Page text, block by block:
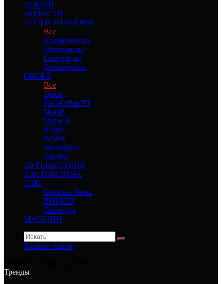
ДОМОЙ
НОВОСТИ
ТЕСТЫ И ОБЗОРЫ
Все
Квадроциклы
Мотоциклы
Снегоходы
Экипировка
СПОРТ
Все
Dakar
Isle of Man TT
MotoE
MotoGP
RSBK
WSBK
Мотокросс
Прочее
ПУТЕШЕСТВИЯ
КАСТОМ ЗОНА
ЕЩЕ
Коробка News
ЛИКБЕЗ
Наследие
МАГАЗИН
Random Article
Тренды